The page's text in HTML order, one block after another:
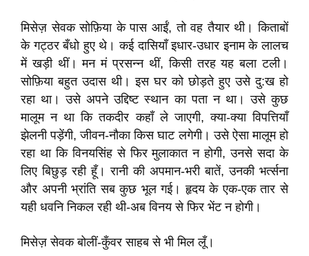
मिसेज़ सेवक सोफ़िया के पास आईं, तो वह तैयार थी। किताबों
के गट्ठर बँधो हुए थे। कई दासियाँ इधार-उधार इनाम के लालच
में खड़ी थीं। मन मं प्रसन्न थीं, किसी तरह यह बला टली।
सोफ़िया बहुत उदास थी। इस घर को छोड़ते हुए उसे दु:ख हो
रहा था। उसे अपने उद्दिष्ट स्थान का पता न था। उसे कुछ
मालूम न था कि तकदीर कहाँ ले जाएगी, क्या-क्या विपत्तियाँ
झेलनी पड़ेंगी, जीवन-नौका किस घाट लगेगी। उसे ऐसा मालूम हो
रहा था कि विनयसिंह से फिर मुलाकात न होगी, उनसे सदा के
लिए बिछुड़ रही हूँ। रानी की अपमान-भरी बातें, उनकी भर्त्सना
और अपनी भ्रांति सब कुछ भूल गई। हृदय के एक-एक तार से
यही धवनि निकल रही थी-अब विनय से फिर भेंट न होगी।
मिसेज़ सेवक बोलीं-कुँवर साहब से भी मिल लूँ।